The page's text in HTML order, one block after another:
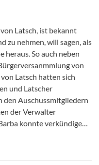
Latsch, ist bekannt
zu nehmen, will sagen, als
heraus. So auch neben
von
Latsch hatten sich
und Latscher
den Auschussmitgliedern
der Verwalter
konnte verkündige…